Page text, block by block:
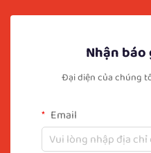
Nhận
Đại diện của chúng
Email